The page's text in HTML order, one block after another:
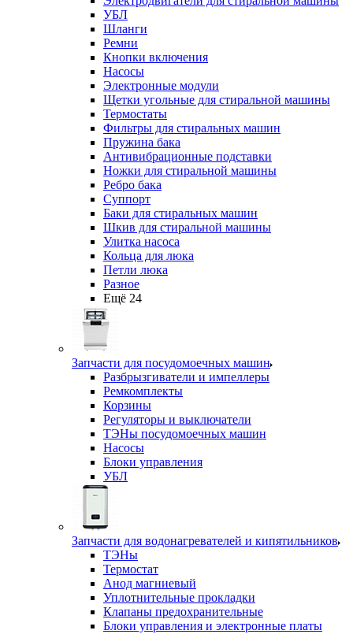
УБЛ
Шланги
Ремни
Кнопки включения
Насосы
Электронные модули
Щетки угольные для стиральной машины
Термостаты
Фильтры для стиральных машин
Пружина бака
Антивибрационные подставки
Ножки для стиральной машины
Ребро бака
Суппорт
Баки для стиральных машин
Шкив для стиральной машины
Улитка насоса
Кольца для люка
Петли люка
Разное
Ещё 24
Запчасти для посудомоечных машин
Разбрызгиватели и импеллеры
Ремкомплекты
Корзины
Регуляторы и выключатели
ТЭНы посудомоечных машин
Насосы
Блоки управления
УБЛ
Запчасти для водонагревателей и кипятильников
ТЭНы
Термостат
Анод магниевый
Уплотнительные прокладки
Клапаны предохранительные
Блоки управления и электронные платы